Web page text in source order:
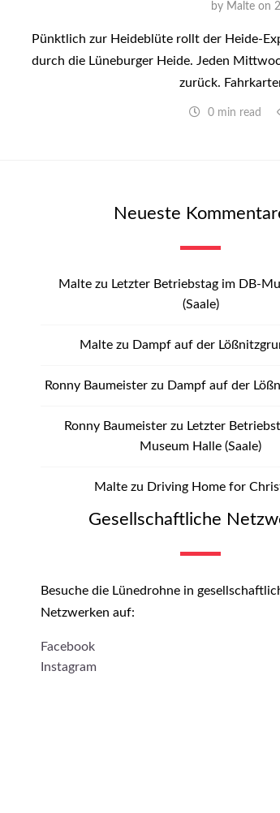
by Malte on
Pünktlich zur Heideblüte rollt der Heide-
durch die Lüneburger Heide. Jeden
zurück.
0 min read
Neueste
Maltezu Letzter Betriebstag im DB-
(Saale)
Malte zu Dampf auf der
Ronny Baumeister zu Dampf auf der
Ronny Baumeister zu Letzter
Museum Halle (Saale)
Malte zu Driving Home for
Gesellschaftliche
Besuche die Lünedrohne in
Netzwerken auf:
Facebook
Instagram